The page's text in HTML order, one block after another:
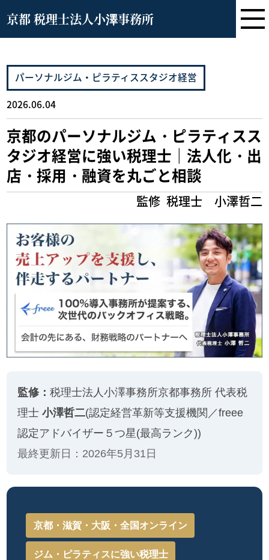
京都 税理士法人小澤事務所
パーソナルジム・ピラティススタジオ経営
2026.06.04
京都のパーソナルジム・ピラティスス
タジオ経営に強い税理士｜法人化・出
店・採用・融資を丸ごと相談
監修 税理士 小澤哲二
監修：税理士法人小澤事務所京都事務所 代表税
理士小澤哲二(認定経営革新等支援機関／freee
認定アドバイザー５つ星(最高ランク))
最終更新日：2026年5月31日
京都・滋賀・大阪・全国オンライン
ジム・ピラティスに強い税理士